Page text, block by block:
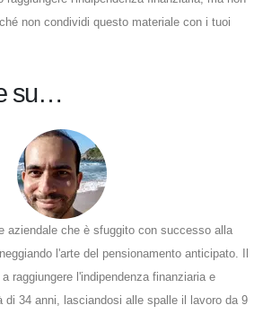
non condividi questo materiale con i tuoi
su…
aziendale che è sfuggito con successo alla
l'arte del pensionamento anticipato. Il
raggiungere l'indipendenza finanziaria e
di 34 anni, lasciandosi alle spalle il lavoro da 9